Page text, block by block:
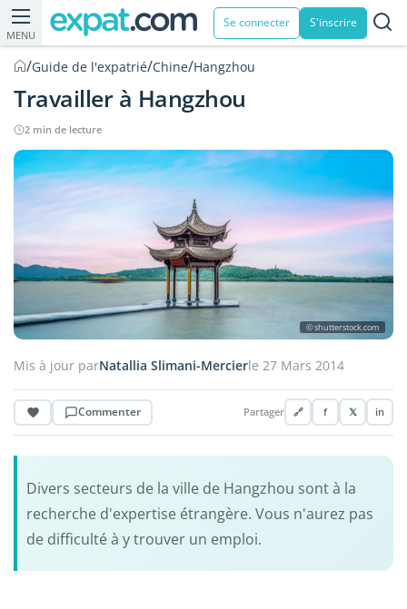
MENU
Se connecter S'inscrire
/Guide de l'expatrié/Chine/Hangzhou
Travailler à Hangzhou
2 min de lecture
© shutterstock.com
Mis à jour parNatallia Slimani-Mercierle 27 Mars 2014
Commenter Partager 🔗 f 𝕏 in
Divers secteurs de la ville de Hangzhou sont à la
recherche d'expertise étrangère. Vous n'aurez pas
de difficulté à y trouver un emploi.